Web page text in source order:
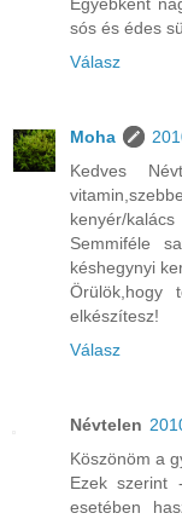
sós és édes
Válasz
Moha
Kedves
kenyér/
Semmiféle
késhegynyi
Örülök,hogy
elkészítesz!
Válasz
Névtelen
Köszönöm a
Ezek szerint
esetében